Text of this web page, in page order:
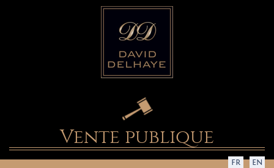
Vente publique
FR EN